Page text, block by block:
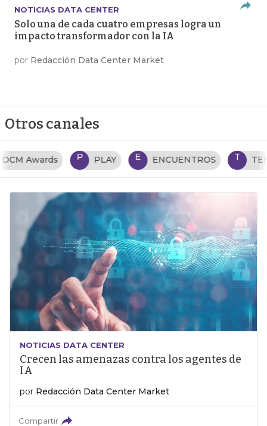
NOTICIAS DATA CENTER
Solo una de cada cuatro empresas logra un
impacto transformador con la IA
por Redacción Data Center Market
Otros canales
P PLAY E ENCUENTROS T TENDENCIAS TI
NOTICIAS DATA CENTER
Crecen las amenazas contra los agentes de
IA
por Redacción Data Center Market
Compartir